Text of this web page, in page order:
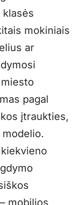
mokiniais
ar
pagal
įtraukties,
mobilios